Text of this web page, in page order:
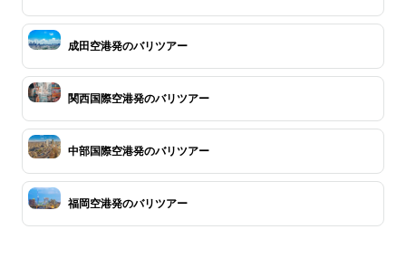
成田空港発のバリツアー
関西国際空港発のバリツアー
中部国際空港発のバリツアー
福岡空港発のバリツアー